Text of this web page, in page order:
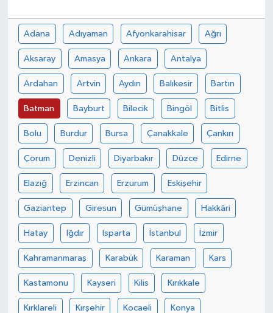
Adana Adıyaman Afyonkarahisar Ağrı
Aksaray Amasya Ankara Antalya
Ardahan Artvin Aydın Balıkesir Bartın
Batman Bayburt Bilecik Bingöl Bitlis
Bolu Burdur Bursa Çanakkale Çankırı
Çorum Denizli Diyarbakır Düzce Edirne
Elazığ Erzincan Erzurum Eskişehir
Gaziantep Giresun Gümüşhane Hakkâri
Hatay Iğdır Isparta İstanbul İzmir
Kahramanmaraş Karabük Karaman Kars
Kastamonu Kayseri Kilis Kırıkkale
Kırklareli Kırşehir Kocaeli Konya